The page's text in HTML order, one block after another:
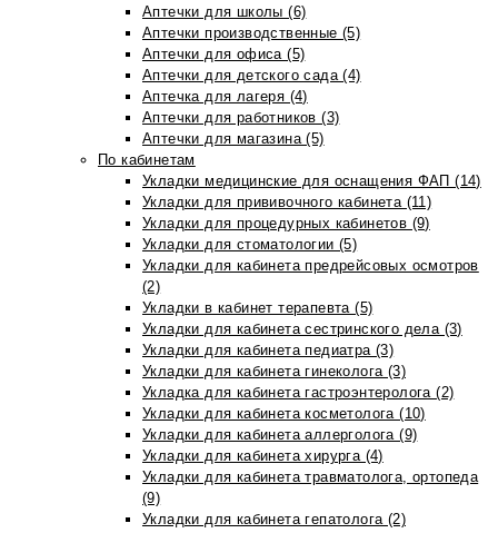
Аптечки для школы (6)
Аптечки производственные (5)
Аптечки для офиса (5)
Аптечки для детского сада (4)
Аптечка для лагеря (4)
Аптечки для работников (3)
Аптечки для магазина (5)
По кабинетам
Укладки медицинские для оснащения ФАП (14)
Укладки для прививочного кабинета (11)
Укладки для процедурных кабинетов (9)
Укладки для стоматологии (5)
Укладки для кабинета предрейсовых осмотров
(2)
Укладки в кабинет терапевта (5)
Укладки для кабинета сестринского дела (3)
Укладки для кабинета педиатра (3)
Укладки для кабинета гинеколога (3)
Укладка для кабинета гастроэнтеролога (2)
Укладки для кабинета косметолога (10)
Укладки для кабинета аллерголога (9)
Укладки для кабинета хирурга (4)
Укладки для кабинета травматолога, ортопеда
(9)
Укладки для кабинета гепатолога (2)